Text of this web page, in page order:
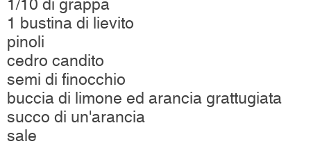
1/10 di grappa
1 bustina di lievito
pinoli
cedro candito
semi di finocchio
buccia di limone ed arancia grattugiata
succo di un'arancia
sale